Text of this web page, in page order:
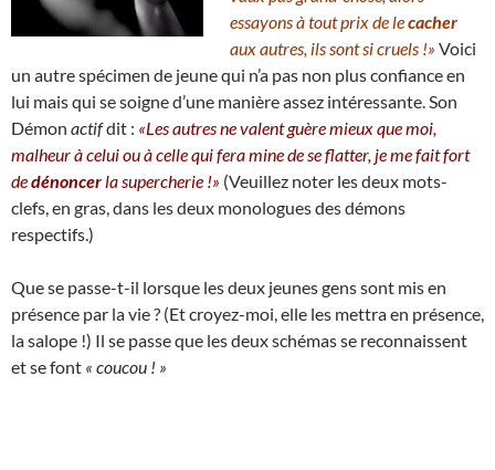
essayons à tout prix de lecacher
aux autres, ils sont si cruels !» Voici
un autre spécimen de jeune qui n’a pas non plus confiance en
lui mais qui se soigne d’une manière assez intéressante. Son
Démon actifdit : «Les autres ne valent guère mieux que moi,
malheur à celui ou à celle qui fera mine de se flatter, je me fait fort
dedénoncer la supercherie !» (Veuillez noter les deux mots-
clefs, en gras, dans les deux monologues des démons
respectifs.)
Que se passe-t-il lorsque les deux jeunes gens sont mis en
présence par la vie ? (Et croyez-moi, elle les mettra en présence,
la salope !) Il se passe que les deux schémas se reconnaissent
et se font « coucou ! »